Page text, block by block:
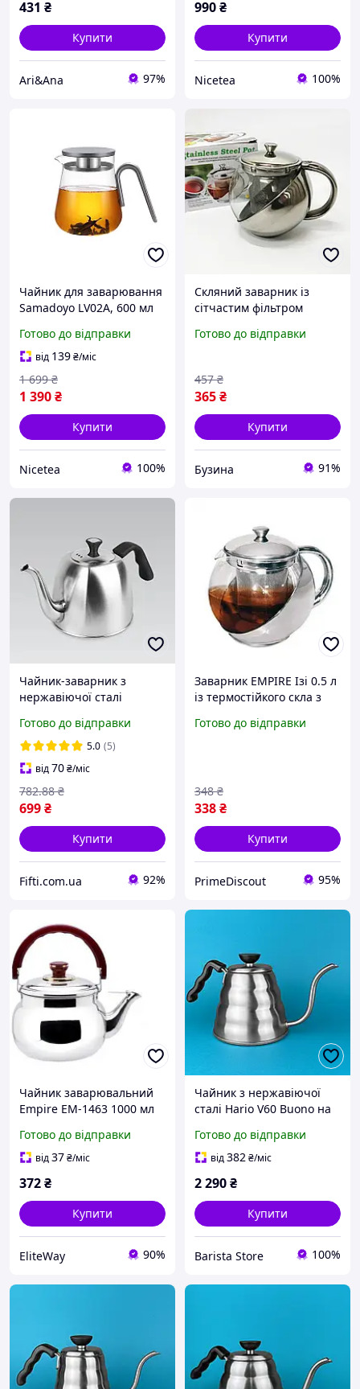
431 ₴
Купити
Ari&Ana 97%
990₴
Купити
Nicetea 100%
Чайник для заварювання
Samadoyo LV02A, 600 мл
Готово до відправки
від 139₴/міс
1 390₴
1 699 ₴
Купити
Nicetea 100%
Скляний заварник із
сітчастим фільтром
Зручний чайник для
ситом
Готово до відправки
365₴
457 ₴
Купити
Бузина 91%
Чайник-заварник з
нержавіючої сталі
Готово до відправки
5.0 (5)
від70₴/міс
699₴
782.88 ₴
Купити
Fifti.com.ua 92%
Заварник EMPIRE Ізі 0.5 л
із термостійкого скла з
нержавіючої сталі
Готово до відправки
338₴
348 ₴
Купити
PrimeDiscout 95%
Чайник заварювальний
Empire EM-1463 1000 мл
Готово до відправки
від37₴/міс
372₴
Купити
EliteWay 90%
Чайник з нержавіючої
сталі Hario V60 Buono на
Готово до відправки
від382₴/міс
2 290₴
Купити
Barista Store 100%